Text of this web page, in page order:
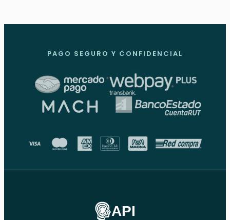
PAGO SEGURO Y CONFIDENCIAL
API